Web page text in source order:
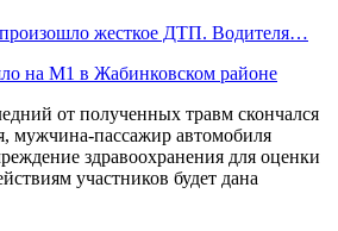
жесткое ДТП. Водителя…
на М1 в Жабинковском районе
от полученных травм скончался
мужчина-пассажир автомобиля
здравоохранения для оценки
участников будет дана